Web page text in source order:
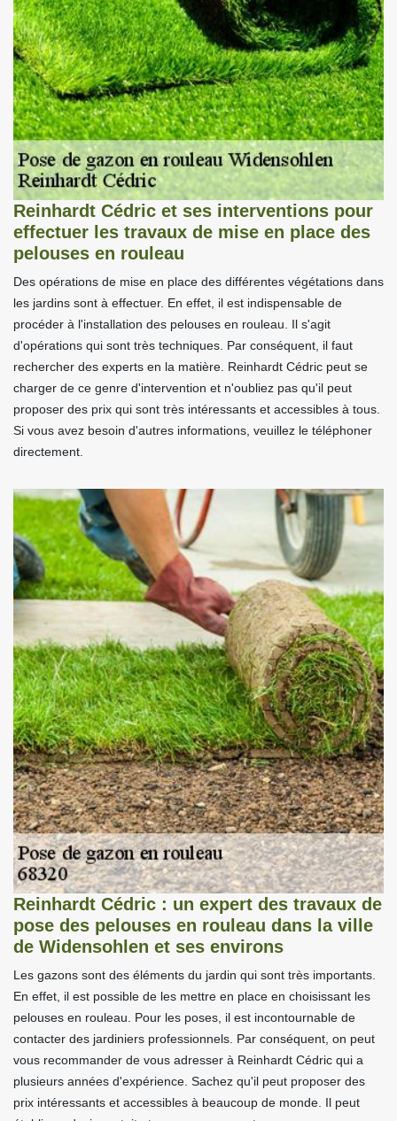
Reinhardt Cédric et ses interventions pour
effectuer les travaux de mise en place des
pelouses en rouleau
Des opérations de mise en place des différentes végétations dans
les jardins sont à effectuer. En effet, il est indispensable de
procéder à l'installation des pelouses en rouleau. Il s'agit
d'opérations qui sont très techniques. Par conséquent, il faut
rechercher des experts en la matière. Reinhardt Cédric peut se
charger de ce genre d'intervention et n'oubliez pas qu'il peut
proposer des prix qui sont très intéressants et accessibles à tous.
Si vous avez besoin d'autres informations, veuillez le téléphoner
directement.
Reinhardt Cédric : un expert des travaux de
pose des pelouses en rouleau dans la ville
de Widensohlen et ses environs
Les gazons sont des éléments du jardin qui sont très importants.
En effet, il est possible de les mettre en place en choisissant les
pelouses en rouleau. Pour les poses, il est incontournable de
contacter des jardiniers professionnels. Par conséquent, on peut
vous recommander de vous adresser à Reinhardt Cédric qui a
plusieurs années d'expérience. Sachez qu'il peut proposer des
prix intéressants et accessibles à beaucoup de monde. Il peut